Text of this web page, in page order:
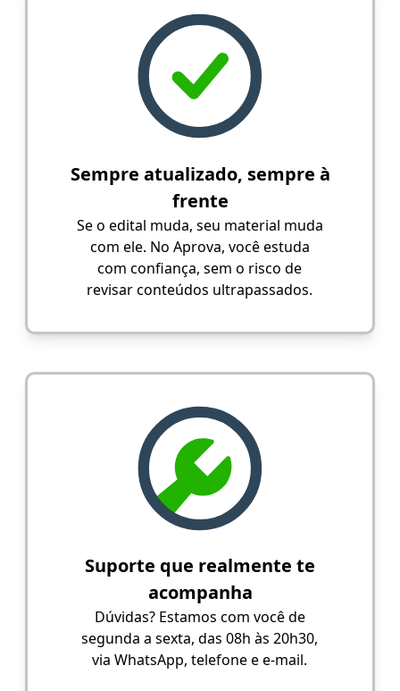
Sempre atualizado, sempre à
frente
Se o edital muda, seu material muda
com ele. No Aprova, você estuda
com confiança, sem o risco de
revisar conteúdos ultrapassados.
Suporte que realmente te
acompanha
Dúvidas? Estamos com você de
segunda a sexta, das 08h às 20h30,
via WhatsApp, telefone e e-mail.